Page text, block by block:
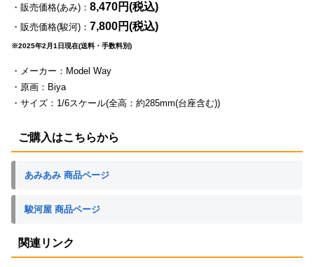
・販売価格(あみ)： 8,470円(税込)
・販売価格(駿河)： 7,800円(税込)
※2025年2月1日現在(送料・手数料別)
・メーカー：Model Way
・原画：Biya
・サイズ：1/6スケール(全高：約285mm(台座含む))
ご購入はこちらから
あみあみ 商品ページ
駿河屋 商品ページ
関連リンク